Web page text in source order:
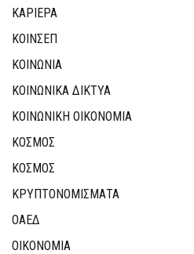
ΚΑΡΙΕΡΑ
ΚΟΙΝΣΕΠ
ΚΟΙΝΩΝΙΑ
ΚΟΙΝΩΝΙΚΆ ΔΊΚΤΥΑ
ΚΟΙΝΩΝΙΚΉ ΟΙΚΟΝΟΜΊΑ
ΚΟΣΜΟΣ
ΚΟΣΜΟΣ
ΚΡΥΠΤΟΝΟΜΊΣΜΑΤΑ
ΟΑΕΔ
ΟΙΚΟΝΟΜΙΑ